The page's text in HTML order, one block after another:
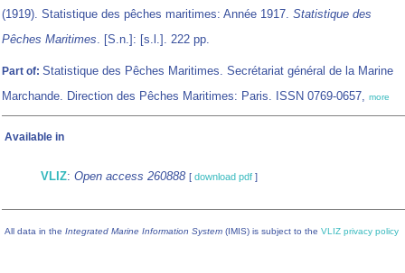
(1919). Statistique des pêches maritimes: Année 1917. Statistique des
Pêches Maritimes. [S.n.]: [s.l.]. 222 pp.
Part of: Statistique des Pêches Maritimes. Secrétariat général de la Marine
Marchande. Direction des Pêches Maritimes: Paris. ISSN 0769-0657, more
Available in
VLIZ: Open access 260888 [ download pdf ]
All data in the Integrated Marine Information System (IMIS) is subject to the VLIZ privacy policy